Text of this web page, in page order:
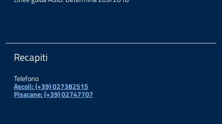
Recapiti
Telefono
Ascoli: (+39) 027382515
Pisacane: (+39) 02747707